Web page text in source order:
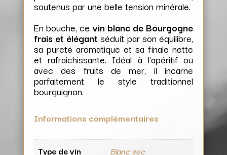
soutenus par une belle tension minérale.
En bouche, ce vin blanc de Bourgogne
frais et élégant séduit par son équilibre,
sa pureté aromatique et sa finale nette
et rafraîchissante. Idéal à l’apéritif ou
avec des fruits de mer, il incarne
parfaitement le style traditionnel
bourguignon.
Informations complémentaires
Type de vin Blanc sec